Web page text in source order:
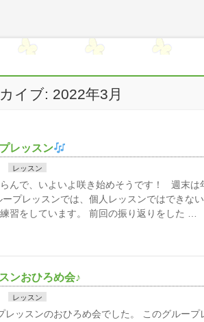
イブ: 2022年3月
レッスン
レッスン
んで、いよいよ咲き始めそうです！ 週末は
ープレッスンでは、個人レッスンではできな
習をしています。 前回の振り返りをした …
ンおひろめ会♪
レッスン
レッスンのおひろめ会でした。 このグルー